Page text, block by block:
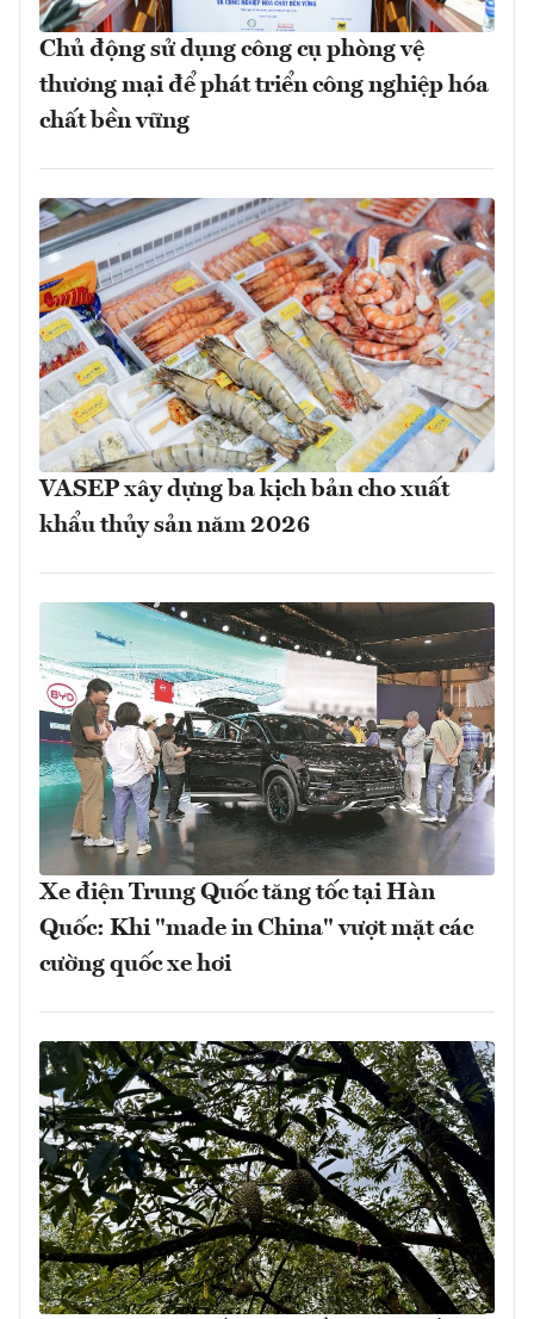
Chủ động sử dụng công cụ phòng vệ
thương mại để phát triển công nghiệp hóa
chất bền vững
VASEP xây dựng ba kịch bản cho xuất
khẩu thủy sản năm 2026
Xe điện Trung Quốc tăng tốc tại Hàn
Quốc: Khi "made in China" vượt mặt các
cường quốc xe hơi